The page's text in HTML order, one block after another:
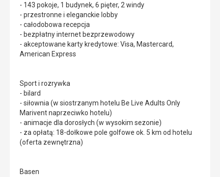
- 143 pokoje, 1 budynek, 6 pięter, 2 windy
- przestronne i eleganckie lobby
- całodobowa recepcja
- bezpłatny internet bezprzewodowy
- akceptowane karty kredytowe: Visa, Mastercard,
American Express
Sport i rozrywka
- bilard
- siłownia (w siostrzanym hotelu Be Live Adults Only
Marivent naprzeciwko hotelu)
- animacje dla dorosłych (w wysokim sezonie)
- za opłatą: 18-dołkowe pole golfowe ok. 5 km od hotelu
(oferta zewnętrzna)
Basen